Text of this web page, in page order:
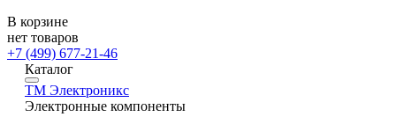
В корзине
нет товаров
+7 (499) 677-21-46
Каталог
TM Электроникс
Электронные компоненты